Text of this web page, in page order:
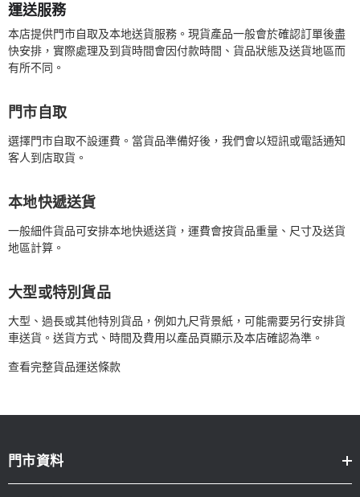
運送服務
本店提供門市自取及本地送貨服務。現貨產品一般會於確認訂單後盡
快安排，實際處理及到貨時間會因付款時間、貨品狀態及送貨地區而
有所不同。
門市自取
選擇門市自取不設運費。當貨品準備好後，我們會以短訊或電話通知
客人到店取貨。
本地快遞送貨
一般細件貨品可安排本地快遞送貨，運費會按貨品重量、尺寸及送貨
地區計算。
大型或特別貨品
大型、過長或其他特別貨品，例如九尺背景紙，可能需要另行安排貨
車送貨。送貨方式、時間及費用以產品頁顯示及本店確認為準。
查看完整貨品運送條款
門市資料